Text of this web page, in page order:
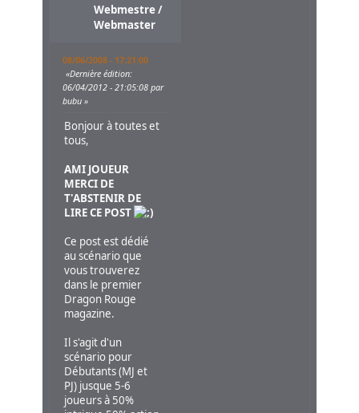
Webmestre /
Webmaster
08/06/2008 - 17:21:00
Dernière édition:
06/04/2012 - 21:05:08 par
bubu
Bonjour à toutes et
tous,
AMI JOUEUR
MERCI DE
T'ABSTENIR DE
LIRE CE POST
Ce post est dédié
au scénario que
vous trouverez
dans le premier
Dragon Rouge
magazine.
Il s'agit d'un
scénario pour
Débutants (MJ et
PJ) jusque 5-6
joueurs à 50%